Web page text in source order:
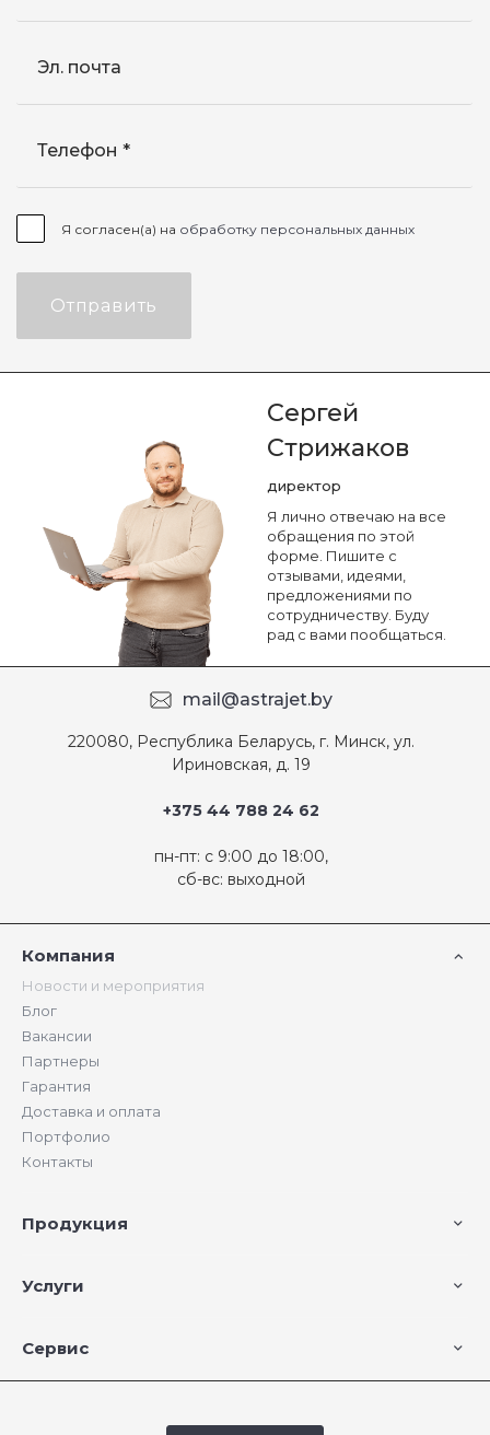
Эл. почта
Телефон
Я согласен(а) на обработку персональных данных
Отправить
Сергей
Стрижаков
директор
Я лично отвечаю на все
обращения по этой
форме. Пишите с
отзывами, идеями,
предложениями по
сотрудничеству. Буду
рад с вами пообщаться.
mail@astrajet.by
220080, Республика Беларусь, г. Минск, ул.
Ириновская, д. 19
+375 44 788 24 62
пн-пт: с 9:00 до 18:00,
сб-вс: выходной
Компания
Новости и мероприятия
Блог
Вакансии
Партнеры
Гарантия
Доставка и оплата
Портфолио
Контакты
Продукция
Услуги
Сервис